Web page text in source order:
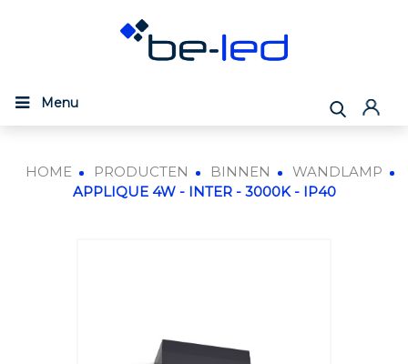
Menu
HOME PRODUCTEN BINNEN
WANDLAMP
APPLIQUE 4W - INTER - 3000K - IP40